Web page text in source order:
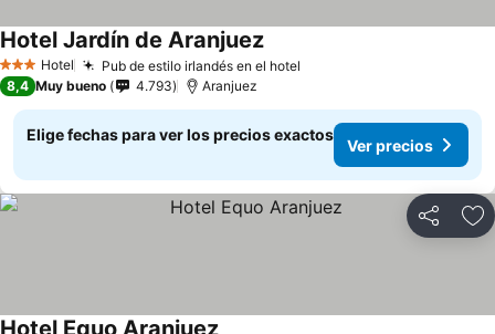
3 Estrellas
Hotel Pub de estilo irlandés en el hotel
Hotel Jardín de Aranjuez
8,4 Muy bueno 4.793 Aranjuez
Elige fechas para ver los precios exactos
Ver precios
Compartir
Hotel Equo Aranjuez